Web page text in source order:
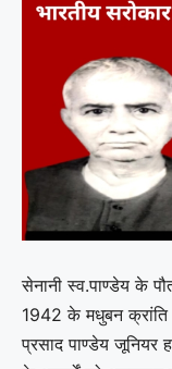
सेनानी स्व.पाण्डेय के
1942 के मधुबन क्रांति
प्रसाद पाण्डेय जूनियर